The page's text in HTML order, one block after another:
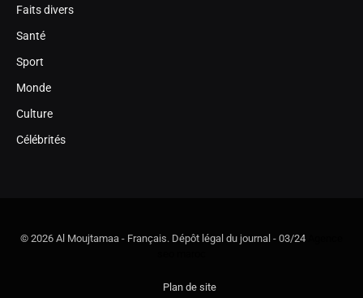
Faits divers
Santé
Sport
Monde
Culture
Célébrités
© 2026 Al Moujtamaa - Français. Dépôt légal du journal - 03/24
Plan de site